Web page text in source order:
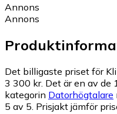
Annons
Annons
Det billigaste priset för
3 300 kr. Det är en av de
kategorin Datorhögtalare
5 av 5. Prisjakt jämför